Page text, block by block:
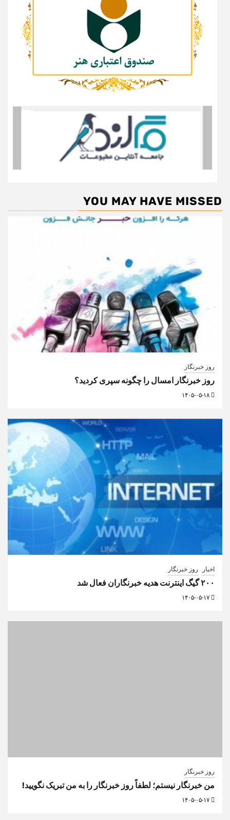
YOU MAY HAVE MISSED
روز خبرنگار
روز خبرنگار امسال را چگونه سپری کردید؟
اخبار روز خبرنگار
۲۰۰ گیگ اینترنت هدیه خبرنگاران فعال شد
روز خبرنگار
من خبرنگار نیستم؛ لطفاً روز خبرنگار را به من تبریک نگویید!